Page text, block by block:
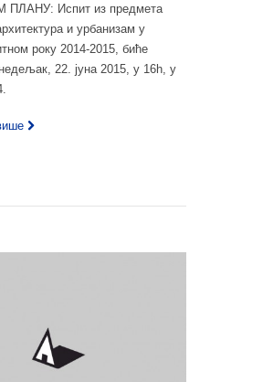
Испит из предмета
и урбанизам у
року 2014-2015, биће
22. јуна 2015, у 16h, у